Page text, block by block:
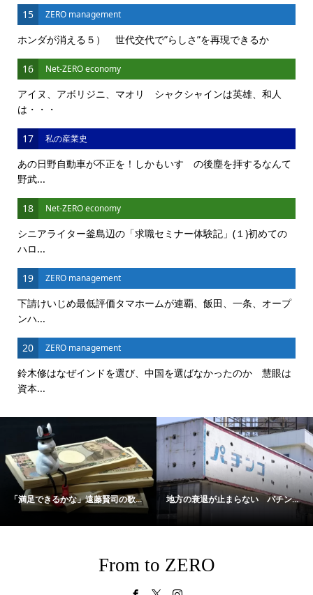
15 ZERO management
ホンダが消える５） 世代交代で”らしさ”を再現できるか
16 Net-ZERO economy
アイヌ、アボリジニ、マオリ シャクシャインは英雄、和人
は・・・
17 私の産業史
あの日野自動車が不正を！しかもいすゞの後塵を拝するなんて
野武...
18 Net-ZERO economy
シニアライター釜島辺の「求職セミナー体験記」(１)初めての
ハロ...
19 ZERO management
下請けいじめ最低評価タマホームが連覇、飯田、一条、オープ
ンハ...
20 ZERO management
鈴木修はなぜインドを選び、中国を選ばなかったのか 慧眼は
資本...
「満足できるかな」遠藤賢司の歌... 地方の衰退が止まらない パチン...
From to ZERO